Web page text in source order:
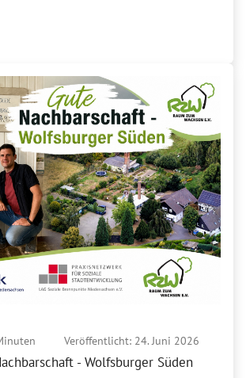
Veröffentlicht: 24. Juni 2026
- Wolfsburger Süden